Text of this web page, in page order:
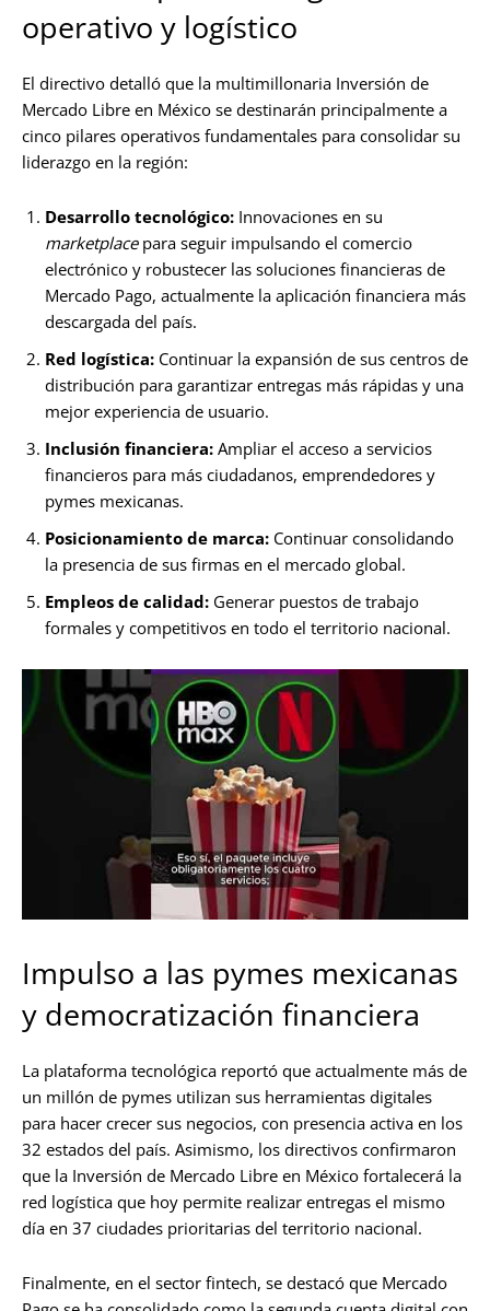
operativo y logístico
El directivo detalló que la multimillonaria Inversión de
Mercado Libre en México se destinarán principalmente a
cinco pilares operativos fundamentales para consolidar su
liderazgo en la región:
Desarrollo tecnológico: Innovaciones en su
marketplacepara seguir impulsando el comercio
electrónico y robustecer las soluciones financieras de
Mercado Pago, actualmente la aplicación financiera más
descargada del país.
Red logística: Continuar la expansión de sus centros de
distribución para garantizar entregas más rápidas y una
mejor experiencia de usuario.
Inclusión financiera: Ampliar el acceso a servicios
financieros para más ciudadanos, emprendedores y
pymes mexicanas.
Posicionamiento de marca: Continuar consolidando
la presencia de sus firmas en el mercado global.
Empleos de calidad: Generar puestos de trabajo
formales y competitivos en todo el territorio nacional.
Impulso a las pymes mexicanas
y democratización financiera
La plataforma tecnológica reportó que actualmente más de
un millón de pymes utilizan sus herramientas digitales
para hacer crecer sus negocios, con presencia activa en los
32 estados del país. Asimismo, los directivos confirmaron
que la Inversión de Mercado Libre en México fortalecerá la
red logística que hoy permite realizar entregas el mismo
día en 37 ciudades prioritarias del territorio nacional.
Finalmente, en el sector fintech, se destacó que Mercado